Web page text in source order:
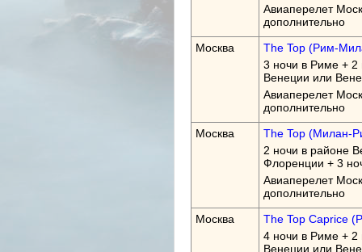
Авиаперелет
дополнительно
Москва
The Top (Рим-
3 ночи в Риме + 2
Венеции или
Авиаперелет
дополнительно
Москва
The Top (Милан-
2 ночи в районе
Флоренции + 3
Авиаперелет
дополнительно
Москва
The Top Caprice
4 ночи в Риме + 2
Венеции или